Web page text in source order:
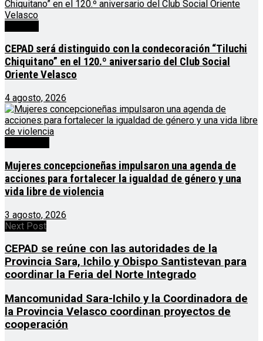
CEPAD será distinguido con la condecoración “Tiluchi
Chiquitano” en el 120.º aniversario del Club Social
Oriente Velasco
4 agosto, 2026
Mujeres concepcioneñas impulsaron una agenda de
acciones para fortalecer la igualdad de género y una
vida libre de violencia
3 agosto, 2026
Next Post
CEPAD se reúne con las autoridades de la
Provincia Sara, Ichilo y Obispo Santistevan para
coordinar la Feria del Norte Integrado
Mancomunidad Sara-Ichilo y la Coordinadora de
la Provincia Velasco coordinan proyectos de
cooperación